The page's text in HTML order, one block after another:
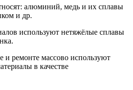
алюминий, медь и их сплавы
и др.
используют нетяжёлые сплавы
и ремонте массово используют
в качестве